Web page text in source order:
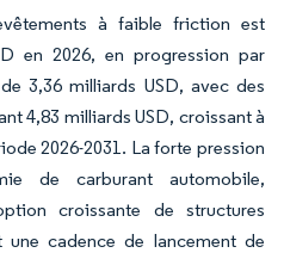
à faible friction est
en 2026, en progression par
3,36 milliards USD, avec des
4,83 milliards USD, croissant à
2026-2031. La forte pression
de carburant automobile,
croissante de structures
cadence de lancement de